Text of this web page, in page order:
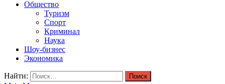
Общество
Туризм
Спорт
Криминал
Наука
Шоу-бизнес
Экономика
Найти: